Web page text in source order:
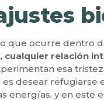
que ocurre dentro
cualquier relación
esa
desear refugiarse
energías, y en este